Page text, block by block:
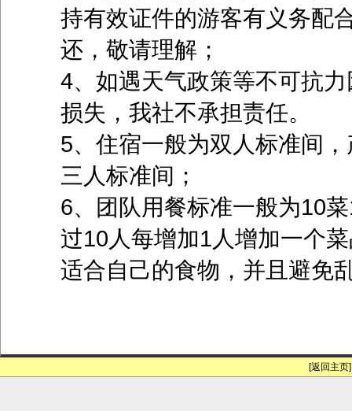
持有效证件的游客有义务配
还，敬请理解；
4、如遇天气政策等不可抗
损失，我社不承担责任。
5、住宿一般为双人标准间
三人标准间；
6、团队用餐标准一般为10
过10人每增加1人增加一个
适合自己的食物，并且避免
[返回主页]